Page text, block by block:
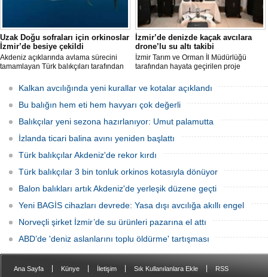
Uzak Doğu sofraları için orkinoslar
İzmir’de besiye çekildi
Akdeniz açıklarında avlama sürecini
tamamlayan Türk balıkçıları tarafından
orkinoslar, Uzak Doğu ülkelerine ihraç
edilmek için özenle bakılıyor.
İzmir’de denizde kaçak avcılara
drone’lu su altı takibi
İzmir Tarım ve Orman İl Müdürlüğü
tarafından hayata geçirilen proje
faaliyetleri anlık olarak tespit edebilen
hava ve su altı dronları sahada aktif
olarak kullanılmaya başlandı.
Kalkan avcılığında yeni kurallar ve kotalar açıklandı
Bu balığın hem eti hem havyarı çok değerli
Balıkçılar yeni sezona hazırlanıyor: Umut palamutta
İzlanda ticari balina avını yeniden başlattı
Türk balıkçılar Akdeniz'de rekor kırdı
Türk balıkçılar 3 bin tonluk orkinos kotasıyla dönüyor
Balon balıkları artık Akdeniz'de yerleşik düzene geçti
Yeni BAGİS cihazları devrede: Yasa dışı avcılığa akıllı engel
Norveçli şirket İzmir’de su ürünleri pazarına el attı
ABD’de 'deniz aslanlarını toplu öldürme' tartışması
Ana Sayfa Künye İletişim Sık Kullanılanlara Ekle RSS